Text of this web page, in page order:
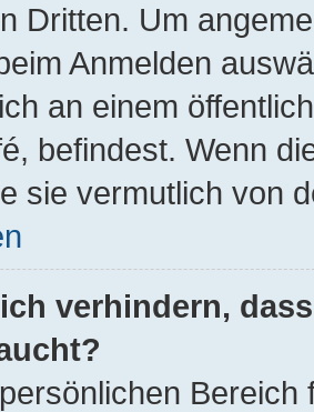
Dritten. Um
Anmelden
an einem
befindest. Wenn
sie vermutlich von
verhindern,